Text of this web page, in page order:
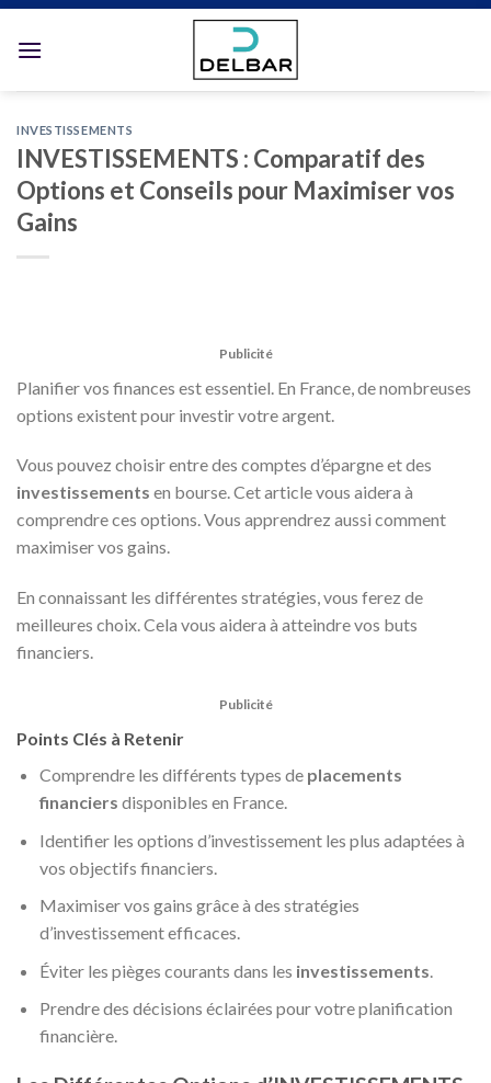
INVESTISSEMENTS
INVESTISSEMENTS : Comparatif des
Options et Conseils pour Maximiser vos
Gains
Publicité
Planifier vos finances est essentiel. En France, de nombreuses
options existent pour investir votre argent.
Vous pouvez choisir entre des comptes d’épargne et des
investissements en bourse. Cet article vous aidera à
comprendre ces options. Vous apprendrez aussi comment
maximiser vos gains.
En connaissant les différentes stratégies, vous ferez de
meilleures choix. Cela vous aidera à atteindre vos buts
financiers.
Publicité
Points Clés à Retenir
Comprendre les différents types de placements
financiers disponibles en France.
Identifier les options d’investissement les plus adaptées à
vos objectifs financiers.
Maximiser vos gains grâce à des stratégies
d’investissement efficaces.
Éviter les pièges courants dans les investissements
Prendre des décisions éclairées pour votre planification
financière.